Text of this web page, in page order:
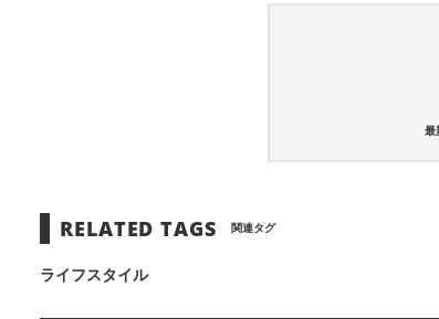
最
RELATED TAGS 関連タグ
ライフスタイル